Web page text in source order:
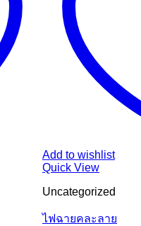
Add to wishlist
Quick View
Uncategorized
ไฟฉายคละลาย